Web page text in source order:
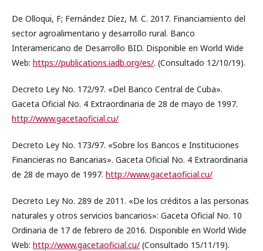
De Olloqui, F; Fernández Díez, M. C. 2017. Financiamiento del
sector agroalimentario y desarrollo rural. Banco
Interamericano de Desarrollo BID. Disponible en World Wide
Web: https://publications.iadb.org/es/. (Consultado 12/10/19).
Decreto Ley No. 172/97. «Del Banco Central de Cuba».
Gaceta Oficial No. 4 Extraordinaria de 28 de mayo de 1997.
http://www.gacetaoficial.cu/
Decreto Ley No. 173/97. «Sobre los Bancos e Instituciones
Financieras no Bancarias». Gaceta Oficial No. 4 Extraordinaria
de 28 de mayo de 1997. http://www.gacetaoficial.cu/
Decreto Ley No. 289 de 2011. «De los créditos a las personas
naturales y otros servicios bancarios»: Gaceta Oficial No. 10
Ordinaria de 17 de febrero de 2016. Disponible en World Wide
Web: http://www.gacetaoficial.cu/ (Consultado 15/11/19).